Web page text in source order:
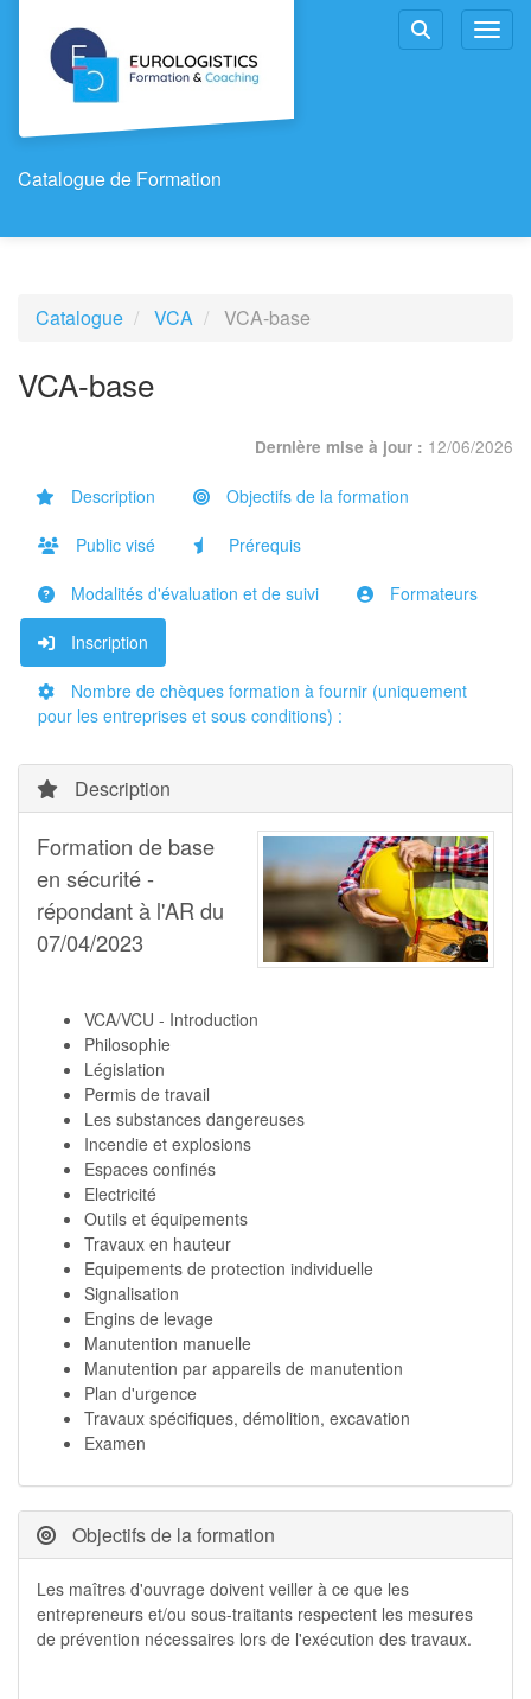
Aller au menu principal
Aller au contenu principal
Personnaliser l'interface
Rechercher
Catalogue de Formation
Catalogue VCA VCA-base
VCA-base
Dernière mise à jour : 12/06/2026
Description Objectifs de la formation
Public visé Prérequis
Modalités d'évaluation et de suivi Formateurs
Inscription
Nombre de chèques formation à fournir (uniquement
pour les entreprises et sous conditions) :
Description
Formation de base
en sécurité -
répondant à l'AR du
07/04/2023
VCA/VCU - Introduction
Philosophie
Législation
Permis de travail
Les substances dangereuses
Incendie et explosions
Espaces confinés
Electricité
Outils et équipements
Travaux en hauteur
Equipements de protection individuelle
Signalisation
Engins de levage
Manutention manuelle
Manutention par appareils de manutention
Plan d'urgence
Travaux spécifiques, démolition, excavation
Examen
Objectifs de la formation
Les maîtres d'ouvrage doivent veiller à ce que les
entrepreneurs et/ou sous-traitants respectent les mesures
de prévention nécessaires lors de l'exécution des travaux.